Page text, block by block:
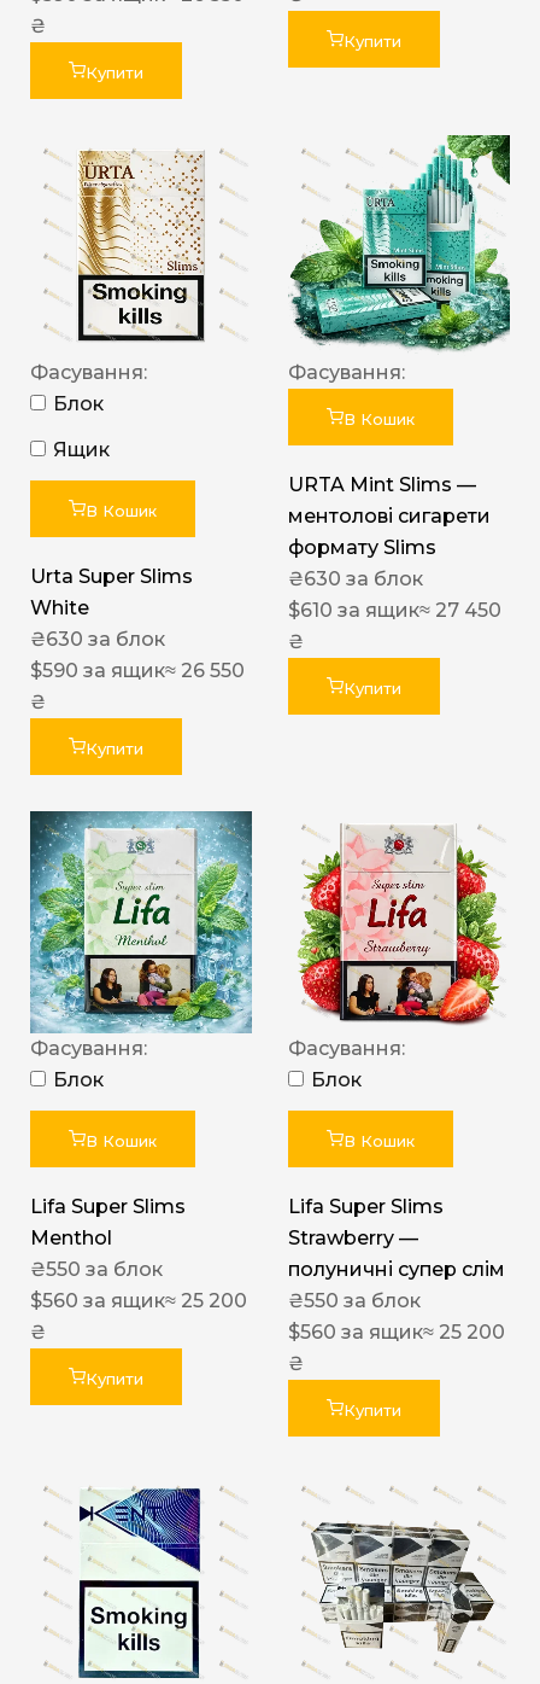
₴
Купити
Купити
Фасування:
Блок
Ящик
В Кошик
Urta Super Slims
White
₴630 за блок
$590 за ящик≈ 26 550
₴
Купити
Фасування:
В Кошик
URTA Mint Slims —
ментолові сигарети
формату Slims
₴630 за блок
$610 за ящик≈ 27 450
₴
Купити
Фасування:
Блок
В Кошик
Lifa Super Slims
Menthol
₴550 за блок
$560 за ящик≈ 25 200
₴
Купити
Фасування:
Блок
В Кошик
Lifa Super Slims
Strawberry —
полуничні супер слім
₴550 за блок
$560 за ящик≈ 25 200
₴
Купити